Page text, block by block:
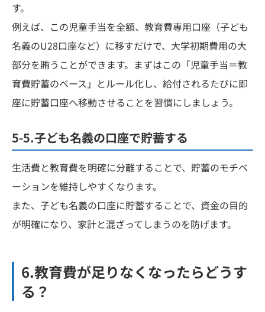
す。
例えば、この児童手当を全額、教育費専用口座（子ども
名義のU28口座など）に移すだけで、大学初期費用の大
部分を賄うことができます。まずはこの「児童手当＝教
育費貯蓄のベース」とルール化し、給付されるたびに即
座に貯蓄口座へ移動させることを習慣にしましょう。
5-5.子ども名義の口座で貯蓄する
生活費と教育費を明確に分離することで、貯蓄のモチベ
ーションを維持しやすくなります。
また、子ども名義の口座に貯蓄することで、資金の目的
が明確になり、家計と混ざってしまうのを防げます。
6.教育費が足りなくなったらどうす
る？